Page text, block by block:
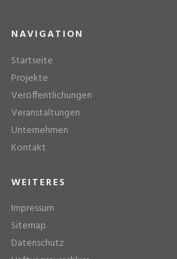
NAVIGATION
Startseite
Projekte
Veröffentlichungen
Veranstaltungen
Unternehmen
Kontakt
WEITERES
Impressum
Sitemap
Datenschutz